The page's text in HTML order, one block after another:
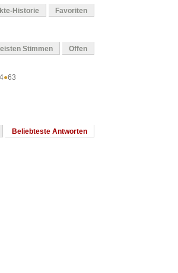
Historie Favoriten
Stimmen Offen
●63
Beliebteste Antworten